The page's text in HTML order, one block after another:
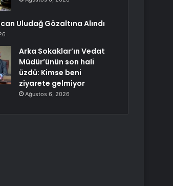
Uludağ Gözaltına Alındı
Arka Sokaklar’ın Vedat
Müdür’ünün son hali
üzdü: Kimse beni
ziyarete gelmiyor
Ağustos 6, 2026